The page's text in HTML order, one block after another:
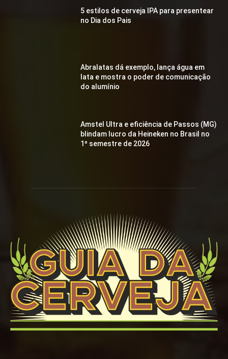
5 estilos de cerveja IPA para presentear
no Dia dos Pais
Abralatas dá exemplo, lança água em
lata e mostra o poder de comunicação
do alumínio
Amstel Ultra e eficiência de Passos (MG)
blindam lucro da Heineken no Brasil no
1º semestre de 2026